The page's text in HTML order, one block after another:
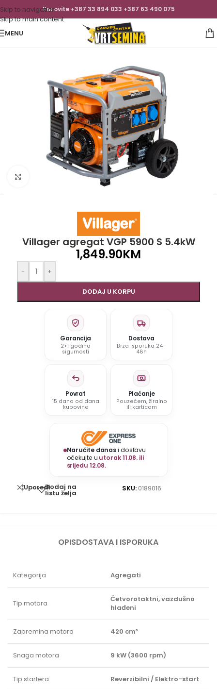
Skip to navigation
Skip to main content
Pozovite +387 33 894 033 +387 63 490 075
MENU
Villager agregat VGP 5900 S 5.4kW
1,849.90KM
- +
DODAJ U KORPU
Garancija
2+1 godina
sigurnosti
Dostava
Brza isporuka 24–
48h
Povrat
15 dana od dana
kupovine
Plaćanje
Pouzećem, žiralno
ili karticom
Naručite danasi dostavu
očekujte u utorak 11.08. ili
srijedu 12.08.
UporediDodaj na
listu želja
SKU: 0189016
OPISDOSTAVA I ISPORUKA
Kategorija Agregati
Tip motora
Četvorotaktni, vazdušno
hlađeni
Zapremina motora 420 cm³
Snaga motora 9 kW (3600 rpm)
Tip startera Reverzibilni / Elektro-start